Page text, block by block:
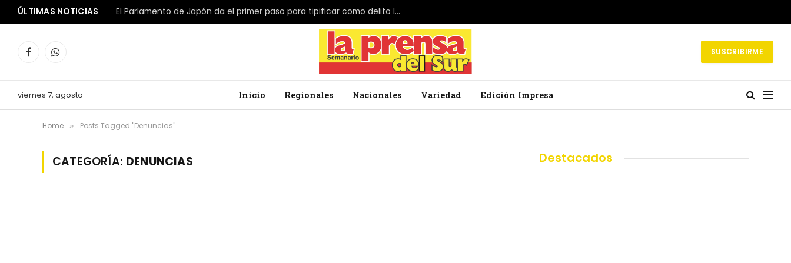
ÚLTIMAS NOTICIAS El Parlamento de Japón da el primer paso para tipificar como delito la profanación de la bandera nacional
FacebookWhatsApp SUSCRIBIRME
viernes 7, agosto Inicio Regionales Nacionales Variedad Edición Impresa
Home » Posts Tagged "Denuncias"
CATEGORÍA: DENUNCIAS Destacados